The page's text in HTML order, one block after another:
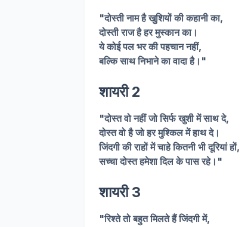
"दोस्ती नाम है खुशियों की कहानी का,
दोस्ती राज है हर मुस्कान का।
ये कोई पल भर की पहचान नहीं,
बल्कि साथ निभाने का वादा है।"
शायरी 2
"दोस्त वो नहीं जो सिर्फ खुशी में साथ दे,
दोस्त वो है जो हर मुश्किल में हाथ दे।
जिंदगी की राहों में चाहे कितनी भी दूरियां हों,
सच्चा दोस्त हमेशा दिल के पास रहे।"
शायरी 3
"रिश्ते तो बहुत मिलते हैं जिंदगी में,